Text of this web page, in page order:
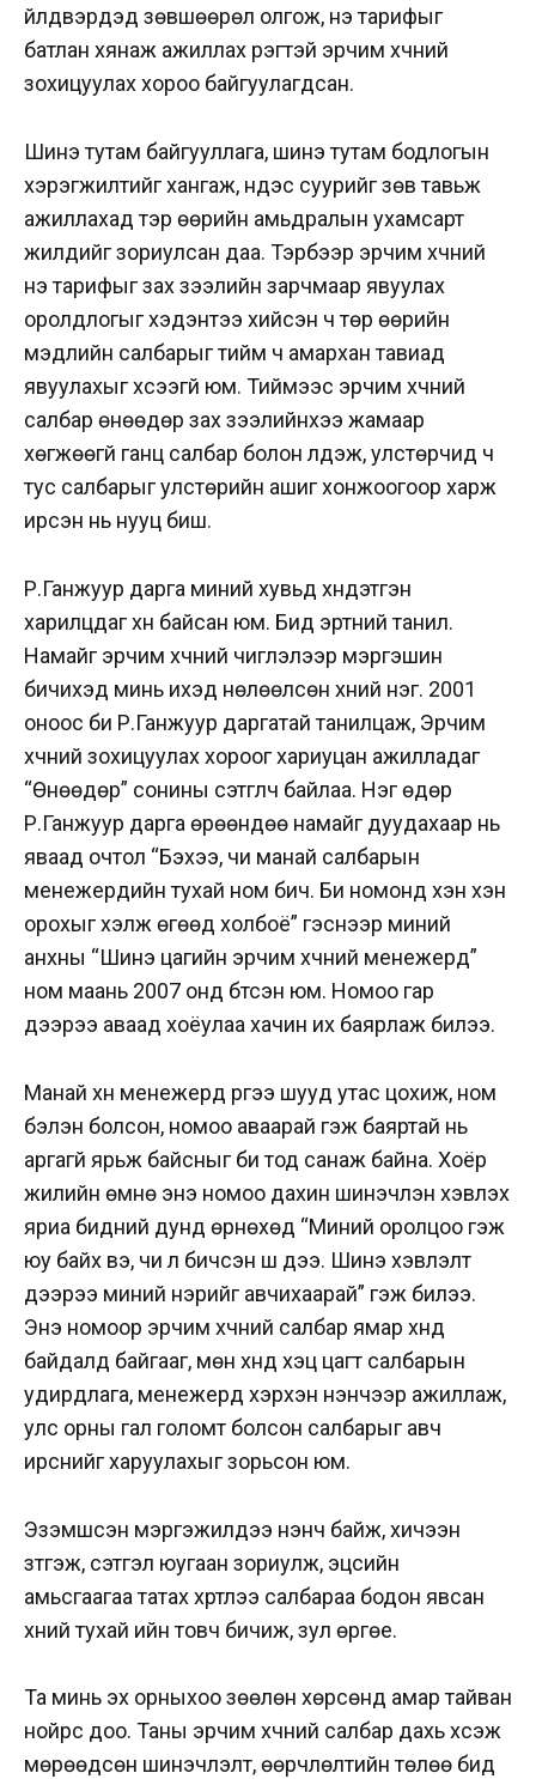
үйлдвэрүүдэд зөвшөөрөл олгож, үнэ тарифыг
батлан хянаж ажиллах үүрэгтэй эрчим хүчний
зохицуулах хороо байгуулагдсан.
Шинэ тутам байгууллага, шинэ тутам бодлогын
хэрэгжилтийг хангаж, үндэс суурийг зөв тавьж
ажиллахад тэр өөрийн амьдралын ухамсарт
жилүүдийг зориулсан даа. Тэрбээр эрчим хүчний
үнэ тарифыг зах зээлийн зарчмаар явуулах
оролдлогыг хэдэнтээ хийсэн ч төр өөрийн
мэдлийн салбарыг тийм ч амархан тавиад
явуулахыг хүсээгүй юм. Тиймээс эрчим хүчний
салбар өнөөдөр зах зээлийнхээ жамаар
хөгжөөгүй ганц салбар болон үлдэж, улстөрчид ч
тус салбарыг улстөрийн ашиг хонжоогоор харж
ирсэн нь нууц биш.
Р.Ганжуур дарга миний хувьд хүндэтгэн
харилцдаг хүн байсан юм. Бид эртний танил.
Намайг эрчим хүчний чиглэлээр мэргэшин
бичихэд минь ихэд нөлөөлсөн хүний нэг. 2001
оноос би Р.Ганжуур даргатай танилцаж, Эрчим
хүчний зохицуулах хороог хариуцан ажилладаг
“Өнөөдөр” сонины сэтгүүлч байлаа. Нэг өдөр
Р.Ганжуур дарга өрөөндөө намайг дуудахаар нь
яваад очтол “Бэхээ, чи манай салбарын
менежерүүдийн тухай ном бич. Би номонд хэн хэн
орохыг хэлж өгөөд холбоё” гэснээр миний
анхны “Шинэ цагийн эрчим хүчний менежерүүд”
ном маань 2007 онд бүтсэн юм. Номоо гар
дээрээ аваад хоёулаа хачин их баярлаж билээ.
Манай хүн менежерүүд рүүгээ шууд утас цохиж, ном
бэлэн болсон, номоо аваарай гэж баяртай нь
аргагүй ярьж байсныг би тод санаж байна. Хоёр
жилийн өмнө энэ номоо дахин шинэчлэн хэвлэх
яриа бидний дунд өрнөхөд “Миний оролцоо гэж
юу байх вэ, чи л бичсэн шүү дээ. Шинэ хэвлэлт
дээрээ миний нэрийг авчихаарай” гэж билээ.
Энэ номоор эрчим хүчний салбар ямар хүнд
байдалд байгааг, мөн хүнд хэцүү цагт салбарын
удирдлага, менежерүүд хэрхэн үнэнчээр ажиллаж,
улс орны гал голомт болсон салбарыг авч
ирснийг харуулахыг зорьсон юм.
Эзэмшсэн мэргэжилдээ үнэнч байж, хичээн
зүтгэж, сэтгэл юугаан зориулж, эцсийн
амьсгаагаа татах хүртлээ салбараа бодон явсан
хүний тухай ийн товч бичиж, зул өргөе.
Та минь эх орныхоо зөөлөн хөрсөнд амар тайван
нойрс доо. Таны эрчим хүчний салбар дахь хүсэж
мөрөөдсөн шинэчлэлт, өөрчлөлтийн төлөө бид